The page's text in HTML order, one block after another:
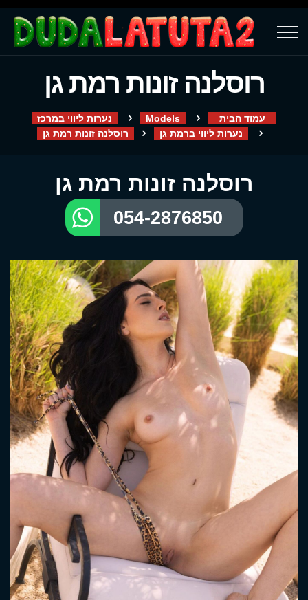
רוסלנה זונות רמת גן
עמוד הבית Models
נערות ליווי במרכז
נערות ליווי ברמת גן
רוסלנה זונות רמת גן
רוסלנה זונות רמת גן
054-2876850